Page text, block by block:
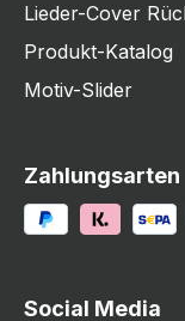
Lieder-Cover
Produkt-Katalog
Motiv-Slider
Zahlungsarten
Social Media